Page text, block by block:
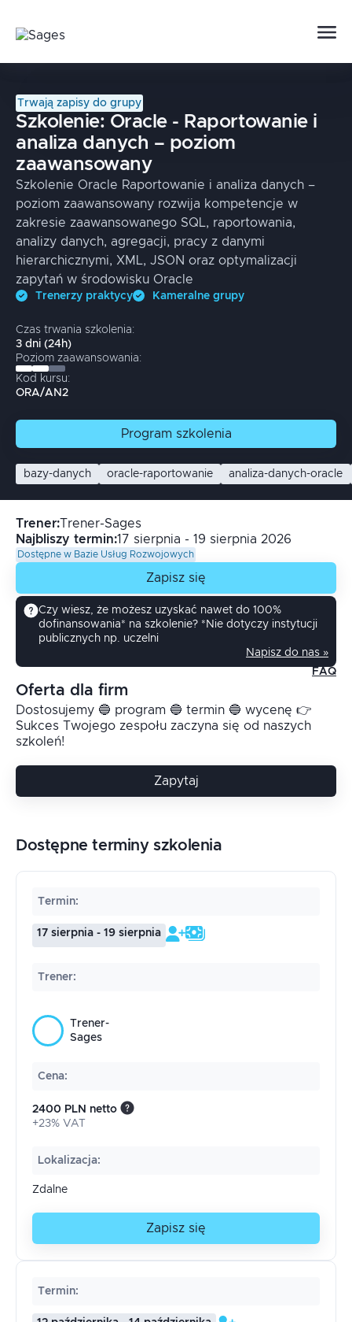
Trwają zapisy do grupy
Szkolenie: Oracle - Raportowanie i
analiza danych – poziom
zaawansowany
Szkolenie Oracle Raportowanie i analiza danych –
poziom zaawansowany rozwija kompetencje w
zakresie zaawansowanego SQL, raportowania,
analizy danych, agregacji, pracy z danymi
hierarchicznymi, XML, JSON oraz optymalizacji
zapytań w środowisku Oracle
Trenerzy praktycy Kameralne grupy
Czas trwania szkolenia:
3 dni (24h)
Poziom zaawansowania:
Kod kursu:
ORA/AN2
Program szkolenia
bazy-danych oracle-raportowanie analiza-danych-oracle
Trener:Trener-Sages
Najbliszy termin:17 sierpnia - 19 sierpnia 2026
Dostępne w Bazie Usług Rozwojowych
Zapisz się
Czy wiesz, że możesz uzyskać nawet do 100%
dofinansowania* na szkolenie? *Nie dotyczy instytucji
publicznych np. uczelni
Napisz do nas »
FAQ
Oferta dla firm
Dostosujemy 🔵 program 🔵 termin 🔵 wycenę 👉
Sukces Twojego zespołu zaczyna się od naszych
szkoleń!
Zapytaj
Dostępne terminy szkolenia
Termin:
17 sierpnia - 19 sierpnia
Trener:
Trener-
Sages
Cena:
2400 PLN netto
+23% VAT
Lokalizacja:
Zdalne
Zapisz się
Termin: